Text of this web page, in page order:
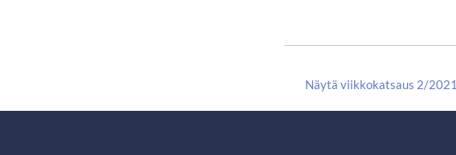
Näytä viikkokatsaus 2/2021